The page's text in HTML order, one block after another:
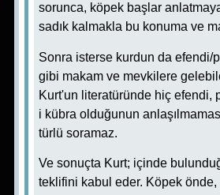
sorunca, köpek başlar
sadık kalmakla bu konuma ve
Sonra isterse kurdun da efendi/
gibi makam ve mevkilere
Kurt'un literatüründe hiç efendi,
i kübra olduğunun
türlü soramaz.
Ve sonuçta Kurt; içinde
teklifini kabul eder. Köpek